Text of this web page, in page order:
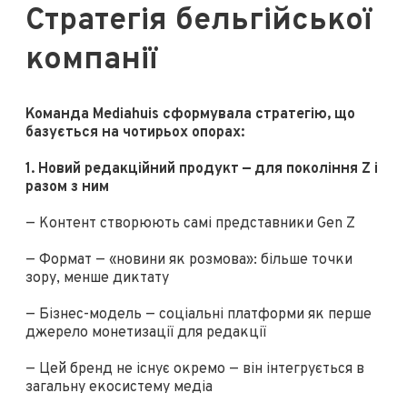
Стратегія бельгійської
компанії
Команда Mediahuis сформувала стратегію, що
базується на чотирьох опорах:
1. Новий редакційний продукт — для покоління Z і
разом з ним
— Контент створюють самі представники Gen Z
— Формат — «новини як розмова»: більше точки
зору, менше диктату
— Бізнес-модель — соціальні платформи як перше
джерело монетизації для редакції
— Цей бренд не існує окремо — він інтегрується в
загальну екосистему медіа